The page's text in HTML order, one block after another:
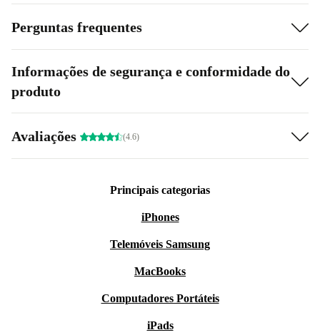
Perguntas frequentes
Informações de segurança e conformidade do
produto
Avaliações (4.6)
Principais categorias
iPhones
Telemóveis Samsung
MacBooks
Computadores Portáteis
iPads